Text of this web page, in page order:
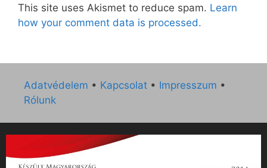
This site uses Akismet to reduce spam. Learn
how your comment data is processed.
Adatvédelem • Kapcsolat • Impresszum •
Rólunk